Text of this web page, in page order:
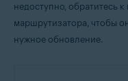
недоступно, обратитесь
маршрутизатора, чтобы
нужное обновление.